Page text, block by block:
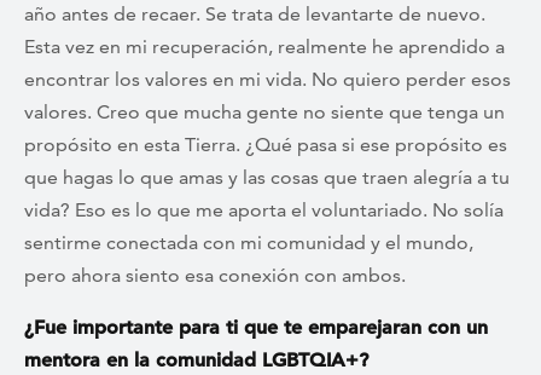
año antes de recaer. Se trata de levantarte de nuevo.
Esta vez en mi recuperación, realmente he aprendido a
encontrar los valores en mi vida. No quiero perder esos
valores. Creo que mucha gente no siente que tenga un
propósito en esta Tierra. ¿Qué pasa si ese propósito es
que hagas lo que amas y las cosas que traen alegría a tu
vida? Eso es lo que me aporta el voluntariado. No solía
sentirme conectada con mi comunidad y el mundo,
pero ahora siento esa conexión con ambos.
¿Fue importante para ti que te emparejaran con un
mentora en la comunidad LGBTQIA+?